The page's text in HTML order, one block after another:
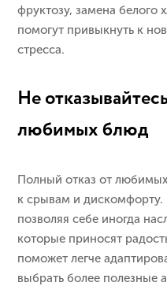
фруктозу, замена белого
помогут привыкнуть к
стресса.
Не
любимых блюд
Полный отказ от
к срывам и дискомфорту.
позволяя себе иногда
которые приносят
поможет легче
выбрать более полезные